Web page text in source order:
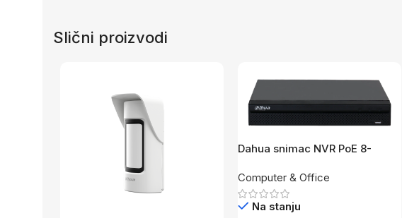
Slični proizvodi
Dahua snimac NVR PoE 8-
Computer & Office
Na stanju